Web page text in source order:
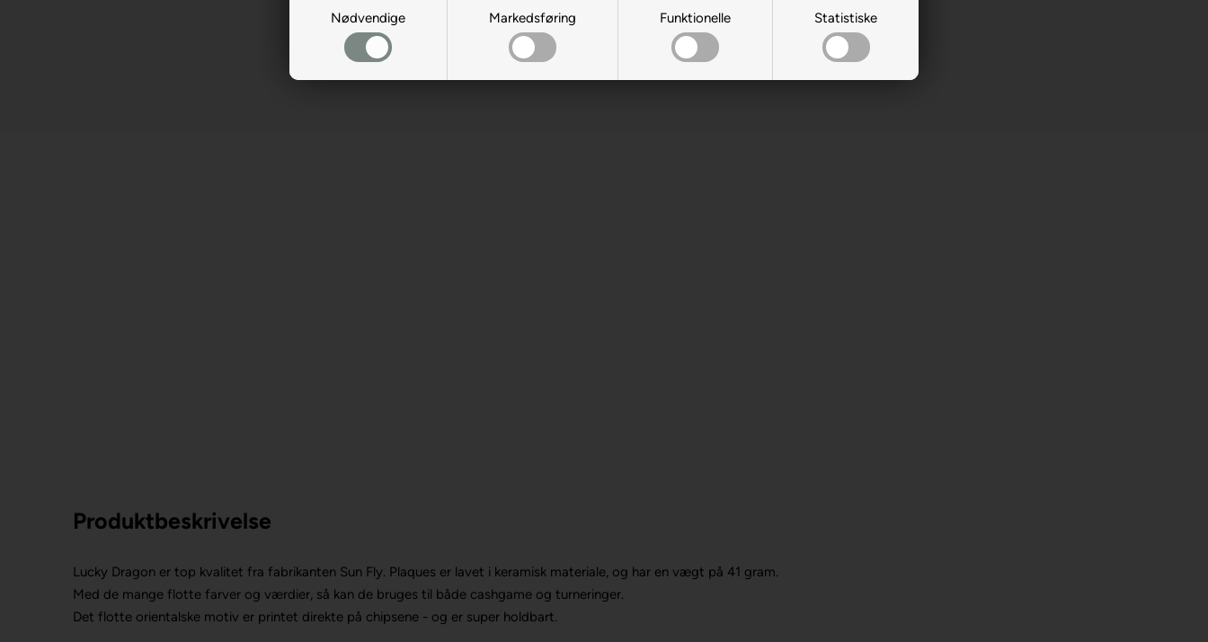
Nødvendige Markedsføring Funktionelle Statistiske
Produktbeskrivelse
Lucky Dragon er top kvalitet fra fabrikanten Sun Fly. Plaques er lavet i keramisk materiale, og har en vægt på 41 gram.
Med de mange flotte farver og værdier, så kan de bruges til både cashgame og turneringer.
Det flotte orientalske motiv er printet direkte på chipsene - og er super holdbart.